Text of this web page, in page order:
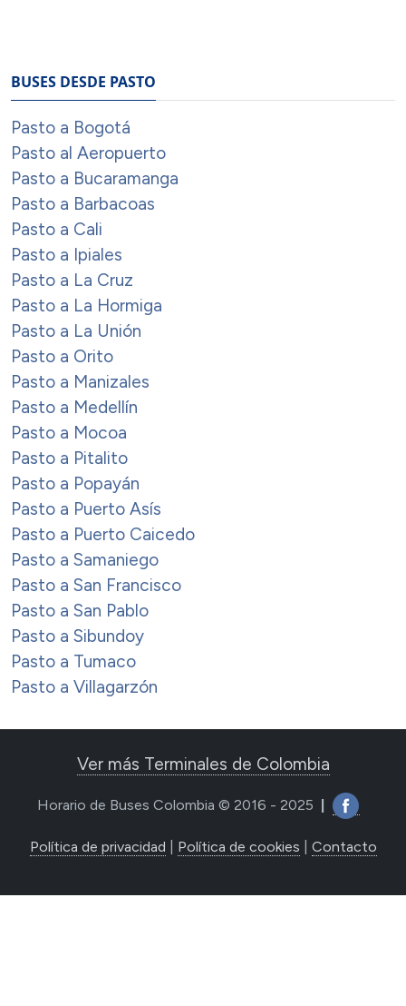
BUSES DESDE PASTO
Pasto a Bogotá
Pasto al Aeropuerto
Pasto a Bucaramanga
Pasto a Barbacoas
Pasto a Cali
Pasto a Ipiales
Pasto a La Cruz
Pasto a La Hormiga
Pasto a La Unión
Pasto a Orito
Pasto a Manizales
Pasto a Medellín
Pasto a Mocoa
Pasto a Pitalito
Pasto a Popayán
Pasto a Puerto Asís
Pasto a Puerto Caicedo
Pasto a Samaniego
Pasto a San Francisco
Pasto a San Pablo
Pasto a Sibundoy
Pasto a Tumaco
Pasto a Villagarzón
Ver más Terminales de Colombia
Horario de Buses Colombia © 2016 - 2025
Política de privacidad Política de cookies Contacto